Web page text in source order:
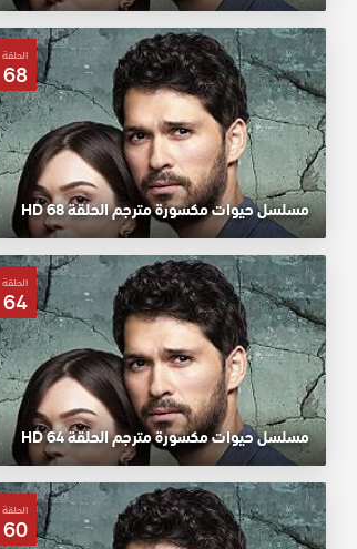
الحلقة
68
مسلسل حيوات مكسورة مترجم الحلقة 68 HD
الحلقة
64
مسلسل حيوات مكسورة مترجم الحلقة 64 HD
الحلقة
60